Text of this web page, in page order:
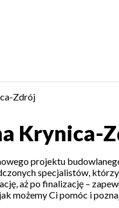
Zdrój
Krynica-
projektu
specjalistów,
aż po finalizację –
możemy Ci pomóc i